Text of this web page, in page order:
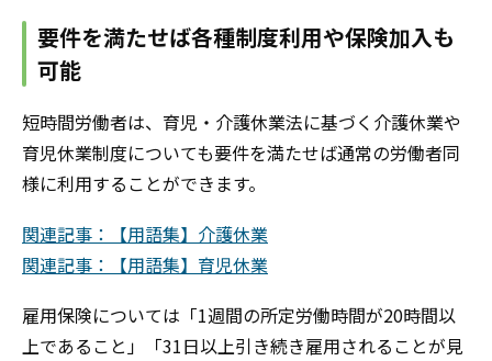
要件を満たせば各種制度利用や保険加入も
可能
短時間労働者は、育児・介護休業法に基づく介護休業や
育児休業制度についても要件を満たせば通常の労働者同
様に利用することができます。
関連記事：【用語集】介護休業
関連記事：【用語集】育児休業
雇用保険については「1週間の所定労働時間が20時間以
上であること」「31日以上引き続き雇用されることが見